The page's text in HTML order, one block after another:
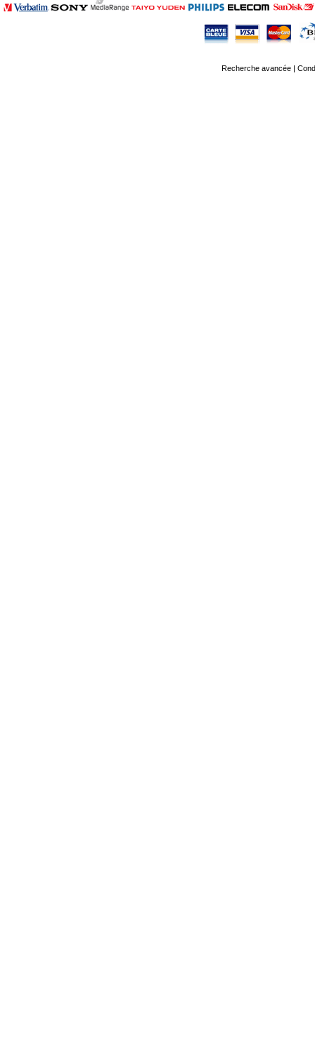
Recherche avancée|